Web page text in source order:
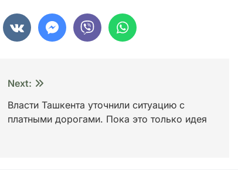
Next:
Власти Ташкента уточнили ситуацию с
платными дорогами. Пока это только идея